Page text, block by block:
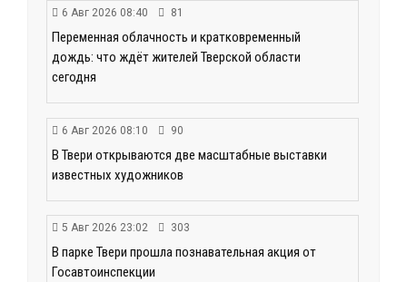
6 Авг 2026 08:40 81
Переменная облачность и кратковременный
дождь: что ждёт жителей Тверской области
сегодня
6 Авг 2026 08:10 90
В Твери открываются две масштабные выставки
известных художников
5 Авг 2026 23:02 303
В парке Твери прошла познавательная акция от
Госавтоинспекции